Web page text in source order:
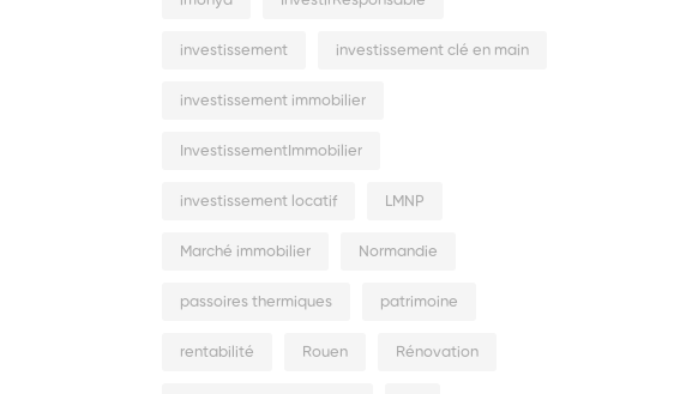
investissement investissement clé en main
investissement immobilier
InvestissementImmobilier
investissement locatif LMNP
Marché immobilier Normandie
passoires thermiques patrimoine
rentabilité Rouen Rénovation